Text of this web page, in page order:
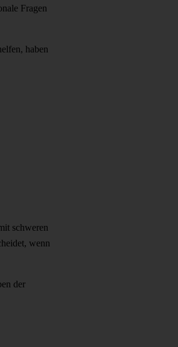
Fragen
haben
schweren
wenn
der